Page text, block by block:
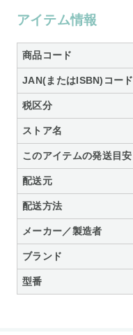
アイテム情報
商品コード
JAN(またはISBN)コード
税区分
ストア名
このアイテムの発送目安
配送元
配送方法
メーカー／製造者
ブランド
型番